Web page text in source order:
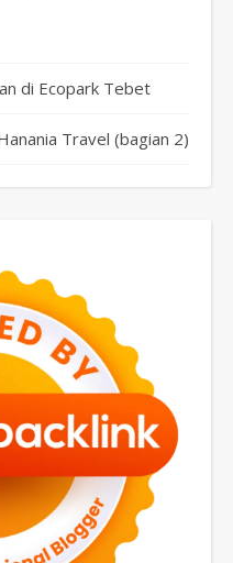
di Ecopark Tebet
Travel (bagian 2)